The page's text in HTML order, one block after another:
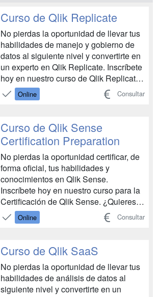
Curso de Qlik Replicate
No pierdas la oportunidad de llevar tus
habilidades de manejo y gobierno de
datos al siguiente nivel y convertirte en
un experto en Qlik Replicate. Inscríbete
hoy en nuestro curso de Qlik Replicate.
¿Estás buscando optimizar la gestión y
flujo de datos en tu organización?
proporcionará las herramientas
necesari...
Online Consultar
Curso de Qlik Sense
Certification Preparation
No pierdas la oportunidad certificar, de
forma oficial, tus habilidades y
conocimientos en Qlik Sense.
Inscríbete hoy en nuestro curso para la
Certificación de Qlik Sense. ¿Quieres
alcanzar el certificado oficial de Qlik
Sense? Nuestro curso de Qlik Sense
demostrar tus habilidades y
conocimientos en Qlik Se...
Online Consultar
Curso de Qlik SaaS
No pierdas la oportunidad de llevar tus
habilidades de análisis de datos al
siguiente nivel y convertirte en un